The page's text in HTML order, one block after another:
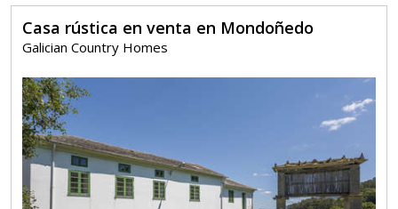
Casa rústica en venta en Mondoñedo
Galician Country Homes